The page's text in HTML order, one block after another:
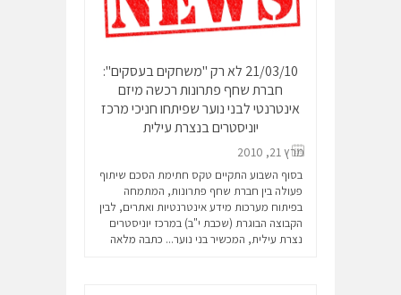
21/03/10 לא רק "משחקים בעסקים":
חברת שחף פתרונות רכשה מיזם
אינטרנטי לבני נוער שפיתחו חניכי מרכז
יוניסטרים בנצרת עילית
מרץ 21, 2010
בסוף השבוע התקיים טקס חתימת הסכם שיתוף
פעולה בין חברת שחף פתרונות, המתמחה
בפיתוח מערכות מידע אינטרנטיות ואתרים, לבין
הקבוצה הבוגרת (שכבת י"ב) במרכז יוניסטרים
נצרת עילית, המכשיר בני נוער... כתבה מלאה